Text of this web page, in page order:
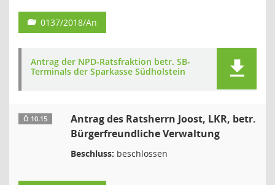
0137/2018/An
Antrag der NPD-Ratsfraktion betr. SB-
Terminals der Sparkasse Südholstein
Ö 10.15
Antrag des Ratsherrn Joost, LKR, betr.
Bürgerfreundliche Verwaltung
Beschluss: beschlossen